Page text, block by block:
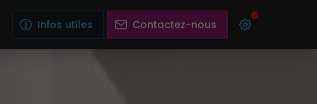
Infos utiles Contactez-nous